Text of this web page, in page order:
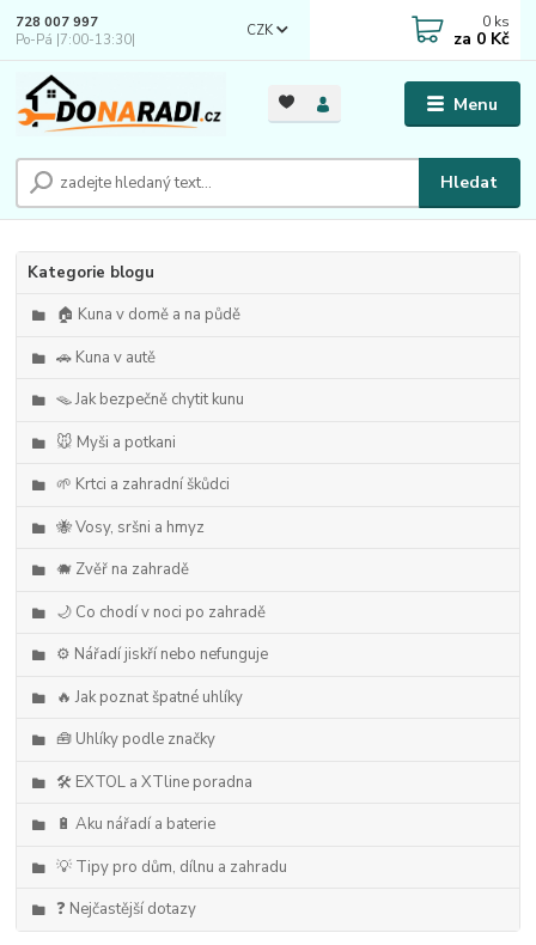
Menu
CZK
Hledat
728 007 997
Po-Pá |7:00-13:30|
0 ks
za 0 Kč
Kategorie blogu
🏠 Kuna v domě a na půdě
🚗 Kuna v autě
🪤 Jak bezpečně chytit kunu
🐭 Myši a potkani
🌱 Krtci a zahradní škůdci
🐝 Vosy, sršni a hmyz
🐗 Zvěř na zahradě
🌙 Co chodí v noci po zahradě
⚙️ Nářadí jiskří nebo nefunguje
🔥 Jak poznat špatné uhlíky
🧰 Uhlíky podle značky
🛠️ EXTOL a XTline poradna
🔋 Aku nářadí a baterie
💡 Tipy pro dům, dílnu a zahradu
❓ Nejčastější dotazy